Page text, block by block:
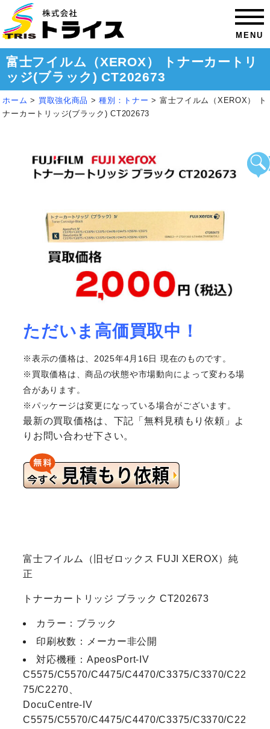
MENU
富士フイルム（XEROX） トナーカートリ
ッジ(ブラック) CT202673
ホーム > 買取強化商品 >種別：トナー > 富士フイルム（XEROX） ト
ナーカートリッジ(ブラック) CT202673
ただいま高価買取中！
※表示の価格は、2025年4月16日 現在のものです。
※買取価格は、商品の状態や市場動向によって変わる場
合があります。
※パッケージは変更になっている場合がございます。
最新の買取価格は、下記「無料見積もり依頼」よ
りお問い合わせ下さい。
富士フイルム（旧ゼロックス FUJI XEROX）純
正
トナーカートリッジ ブラック CT202673
カラー：ブラック
印刷枚数：メーカー非公開
対応機種：ApeosPort-IV
C5575/C5570/C4475/C4470/C3375/C3370/C22
75/C2270、
DocuCentre-IV
C5575/C5570/C4475/C4470/C3375/C3370/C22